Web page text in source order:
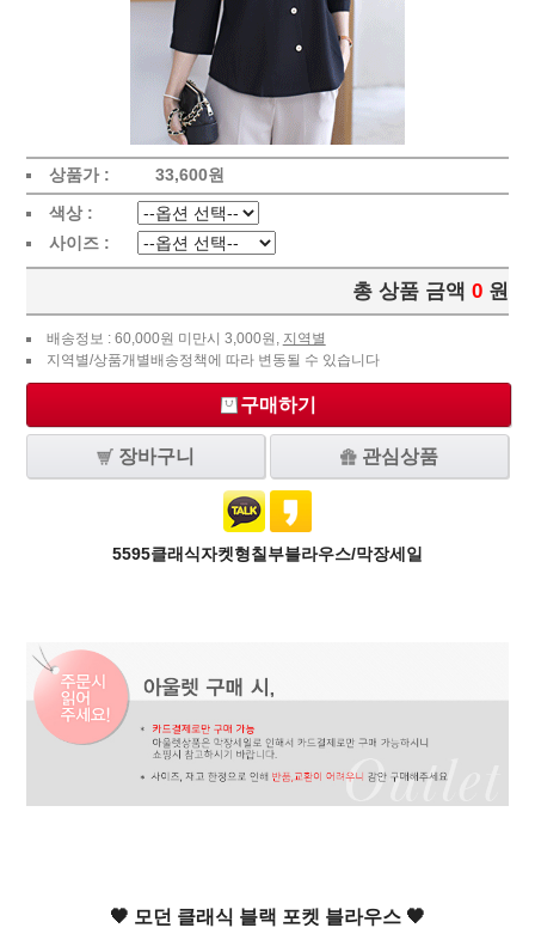
상품가 : 33,600원
색상 :
사이즈 :
총 상품 금액 0 원
배송정보 : 60,000원 미만시 3,000원, 지역별
지역별/상품개별배송정책에 따라 변동될 수 있습니다
구매하기
장바구니 관심상품
5595클래식자켓형칠부블라우스/막장세일
🖤 모던 클래식 블랙 포켓 블라우스 🖤